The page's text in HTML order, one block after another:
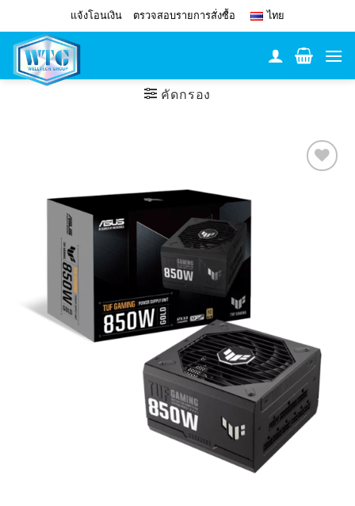
to
content
แจ้งโอนเงิน ตรวจสอบรายการสั่งซื้อ ไทย
คัดกรอง